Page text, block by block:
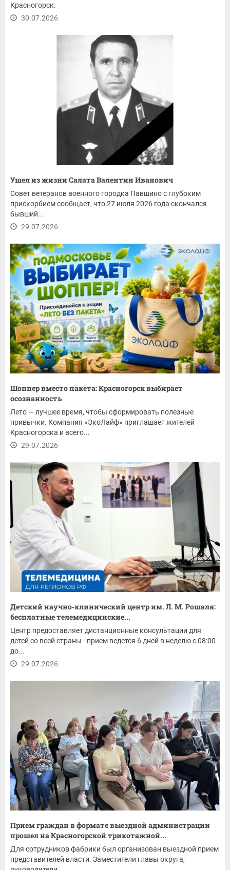
Красногорск:
30.07.2026
Ушел из жизни Салата Валентин Иванович
Совет ветеранов военного городка Павшино с глубоким
прискорбием сообщает, что 27 июля 2026 года скончался
бывший...
29.07.2026
Шоппер вместо пакета: Красногорск выбирает
осознанность
Лето — лучшее время, чтобы сформировать полезные
привычки. Компания «ЭкоЛайф» приглашает жителей
Красногорска и всего...
29.07.2026
Детский научно‑клинический центр им. Л. М. Рошаля:
бесплатные телемедицинские...
Центр предоставляет дистанционные консультации для
детей со всей страны - прием ведется 6 дней в неделю с 08:00
до...
29.07.2026
Прием граждан в формате выездной администрации
прошел на Красногорской трикотажной...
Для сотрудников фабрики был организован выездной прием
представителей власти. Заместители главы округа,